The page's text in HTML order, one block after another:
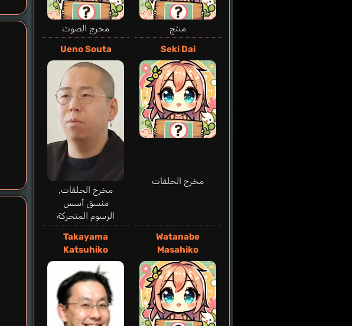
منتج
مخرج الصوت
Seki Dai
مخرج الحلقات
Ueno Souta
مخرج الحلقات,
منسق أسس
الرسوم المتحركة
Watanabe
Masahiko
Takayama
Katsuhiko